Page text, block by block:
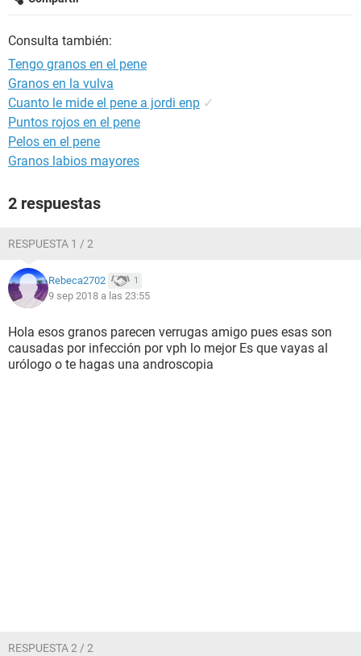
Consulta también:
Tengo granos en el pene
Granos en la vulva
Cuanto le mide el pene a jordi enp ✓
Puntos rojos en el pene
Pelos en el pene
Granos labios mayores
2 respuestas
RESPUESTA 1 / 2
Rebeca2702 1
9 sep 2018 a las 23:55
Hola esos granos parecen verrugas amigo pues esas son
causadas por infección por vph lo mejor Es que vayas al
urólogo o te hagas una androscopia
RESPUESTA 2 / 2